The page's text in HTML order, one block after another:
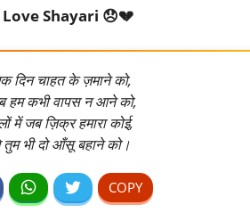
Love Shayari 😞💔
दिन चाहत के ज़माने को,
हम कभी वापस न आने को,
में जब ज़िक्र हमारा कोई,
तुम भी दो आँसू बहाने को।